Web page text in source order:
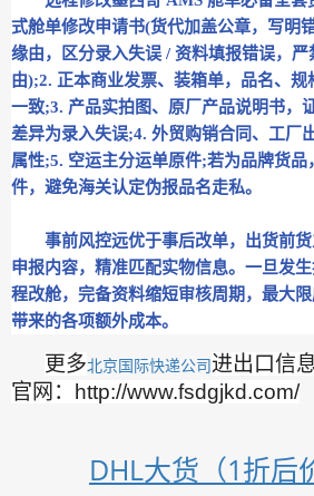
式舱单修改申请书(货代加盖公章，写明
缘由，区分录入失误 / 资料填报错误，
由);2. 正本商业发票、装箱单，品名、
一致;3. 产品实拍图、原厂产品说明书，
差异为录入失误;4. 外贸购销合同、工厂
属性;5. 空运主分运单原件;若为品牌货品
件，避免海关认定伪报品名走私。
事前风控远优于事后改单，出货前货
申报内容，精准匹配实物信息。一旦发
程改舱，完备资料缩短审核周期，最大
带来的各项额外成本。
更多北京国际快递公司进出口信
官网：http://www.fsdgjkd.com/
DHL大货（1折后